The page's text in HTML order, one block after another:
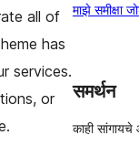
all of
has
services.
or
परीक्षणे
तारांकित
माझे समीक्षा
समर्थन
काही